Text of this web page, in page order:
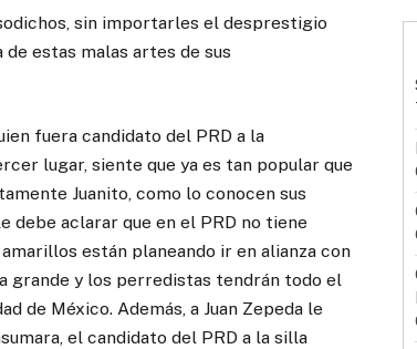
sin importarles el desprestigio
estas malas artes de sus
fuera candidato del PRD a la
lugar, siente que ya es tan popular que
Juanito, como lo conocen sus
debe aclarar que en el PRD no tiene
están planeando ir en alianza con
grande y los perredistas tendrán todo el
de México. Además, a Juan Zepeda le
el candidato del PRD a la silla